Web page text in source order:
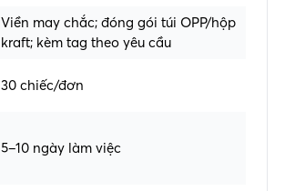
Viền may chắc; đóng gói túi OPP/hộp
kraft; kèm tag theo yêu cầu
30 chiếc/đơn
5–10 ngày làm việc